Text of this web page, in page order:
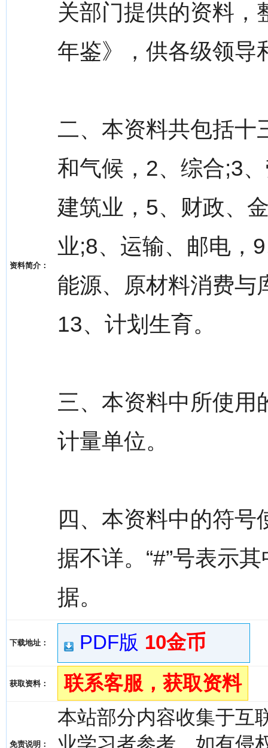
资料简介：
关部门提供的资料，
年鉴》，供各级领导
二、本资料共包括十
和气候，2、综合;3
建筑业，5、财政、
业;8、运输、邮电，
能源、原材料消费与
13、计划生育。
三、本资料中所使用
计量单位。
四、本资料中的符
据不详。“#”号表示
据。
下载地址： PDF版 10金币
获取资料： 联系客服，获取资料
免责说明：
本站部分内容收集于互